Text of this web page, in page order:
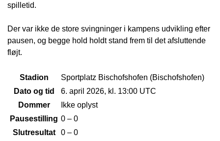
spilletid.
Der var ikke de store svingninger i kampens udvikling efter
pausen, og begge hold holdt stand frem til det afsluttende
fløjt.
Stadion
Sportplatz Bischofshofen (Bischofshofen)
Dato og tid
6. april 2026, kl. 13:00 UTC
Dommer
Ikke oplyst
Pausestilling 0 – 0
Slutresultat
0 – 0